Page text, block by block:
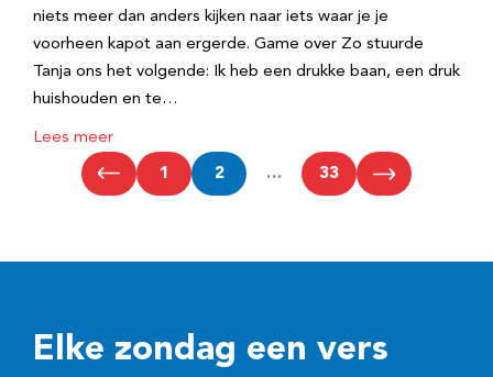
niets meer dan anders kijken naar iets waar je je
voorheen kapot aan ergerde. Game over Zo stuurde
Tanja ons het volgende: Ik heb een drukke baan, een druk
huishouden en te…
Lees meer
1 2 … 33
Elke zondag een vers